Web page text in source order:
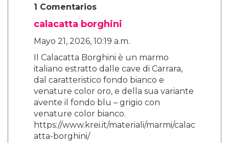
1 Comentarios
calacatta borghini
Mayo 21, 2026, 10:19 a.m.
Il Calacatta Borghini è un marmo
italiano estratto dalle cave di Carrara,
dal caratteristico fondo bianco e
venature color oro, e della sua variante
avente il fondo blu – grigio con
venature color bianco.
https://www.krei.it/materiali/marmi/calac
atta-borghini/